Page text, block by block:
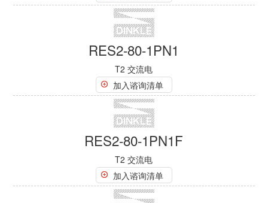
RES2-80-2P
T2 交流电
加入谘询清单
RES2-80-2PF
T2 交流电
加入谘询清单
RES2-80-3P